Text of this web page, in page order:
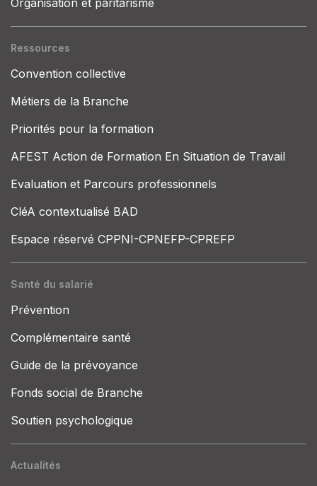
Ressources
Convention collective
Métiers de la Branche
Priorités pour la formation
AFEST Action de Formation En Situation de Travail
Evaluation et Parcours professionnels
CléA contextualisé BAD
Espace réservé CPPNI-CPNEFP-CPREFP
Santé du salarié
Prévention
Complémentaire santé
Guide de la prévoyance
Fonds social de Branche
Soutien psychologique
Actualités